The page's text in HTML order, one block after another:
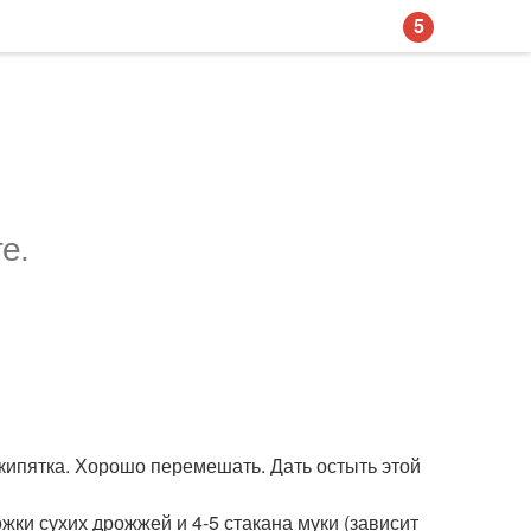
Хорошо перемешать. Дать остыть этой
сухих дрожжей и 4-5 стакана муки (зависит
5